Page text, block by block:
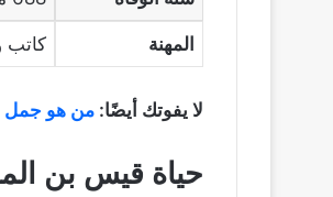
المهنة كاتب
لا يفوتك أيضًا: من هو جمل
حياة قيس بن